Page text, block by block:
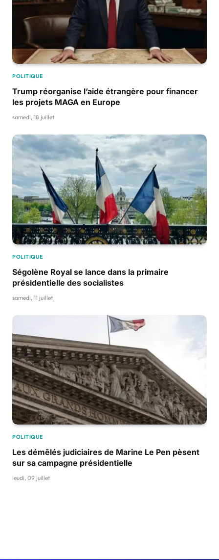
POLITIQUE
Trump réorganise l’aide étrangère pour financer
les projets MAGA en Europe
samedi, 18 juillet
POLITIQUE
Ségolène Royal se lance dans la primaire
présidentielle des socialistes
samedi, 11 juillet
POLITIQUE
Les démêlés judiciaires de Marine Le Pen pèsent
sur sa campagne présidentielle
jeudi, 09 juillet